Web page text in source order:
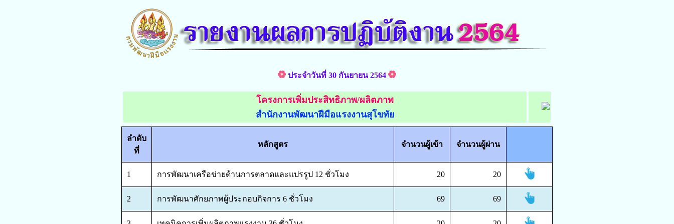
ประจำวันที่ 30 กันยายน 2564
โครงการเพิ่มประสิทธิภาพ/ผลิตภาพ
สำนักงานพัฒนาฝีมือแรงงานสุโขทัย
ลำดับ
ที่
หลักสูตร จำนวนผู้เข้า จำนวนผู้ผ่าน
1 การพัฒนาเครือข่ายด้านการตลาดและแปรรูป 12 ชั่วโมง 20 20
2 การพัฒนาศักยภาพผู้ประกอบกิจการ 6 ชั่วโมง 69 69